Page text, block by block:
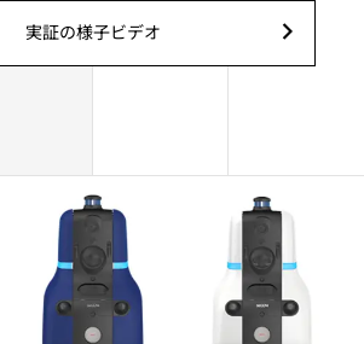
実証の様子ビデオ